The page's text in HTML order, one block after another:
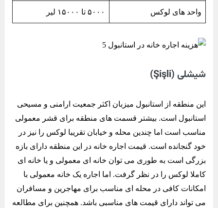
واحد های لوکس ۵۰۰۰ تا ۱۵۰۰۰ لیر
شیشلی (Şişli)
این منطقه از استانبول میزبان اکثر جمعیت ارامنی و مسیحی
استانبول است. بیشتر قسمت های منطقه برای قشر معمولی
مناسب است اما چندین محله و خیابان تقریبا لوکس را نیز در
خود گنجانده است. قیمت اجاره خانه در این منطقه دارای بازه
بزرگی است به طوری می توان خانه ای معمولی و یا خانه ای
کاملا لوکس را در نظر گرفت. اما اجاره یک خانه معمولی با
امکانات کافی در محله ای مناسب برای مهاجرین و مسافران
می تواند دارای قیمت های مناسبی باشد. همچنین برای مطالعه